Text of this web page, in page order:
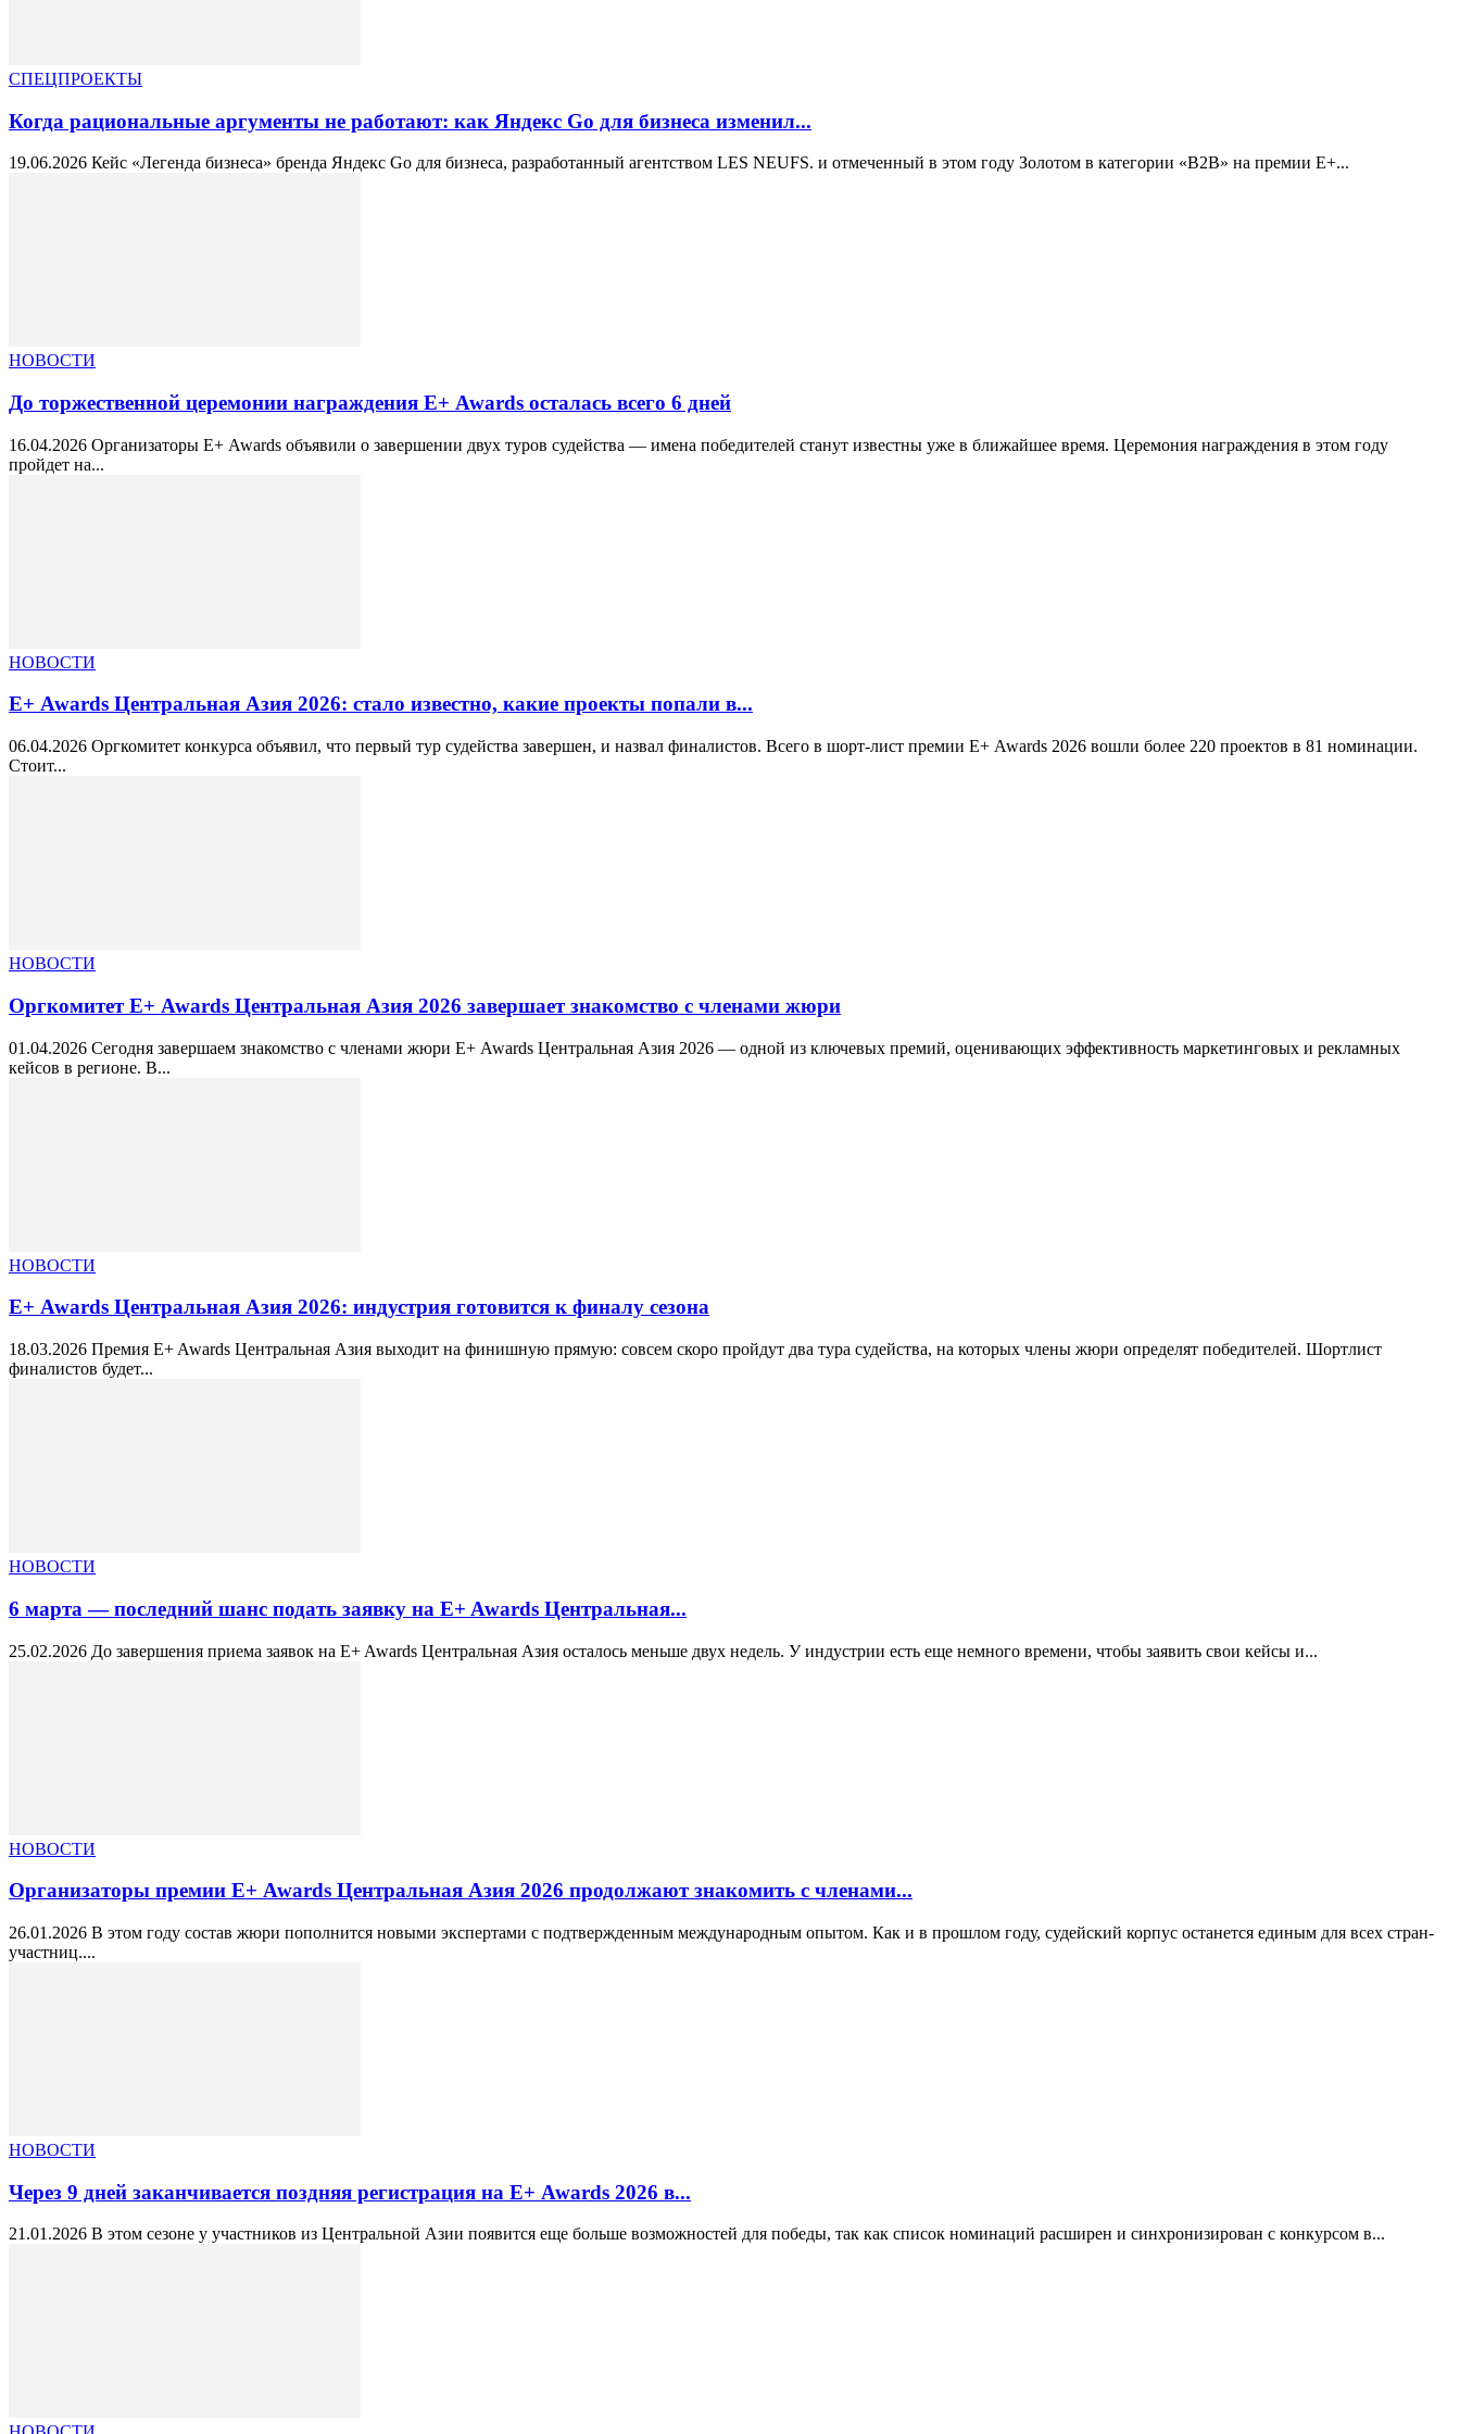
СПЕЦПРОЕКТЫ
Когда рациональные аргументы не работают: как Яндекс Go для бизнеса изменил...
19.06.2026 Кейс «Легенда бизнеса» бренда Яндекс Go для бизнеса, разработанный агентством LES NEUFS. и отмеченный в этом году Золотом в категории «B2B» на премии E+...
НОВОСТИ
До торжественной церемонии награждения Е+ Awards осталась всего 6 дней
16.04.2026 Организаторы Е+ Awards объявили о завершении двух туров судейства — имена победителей станут известны уже в ближайшее время. Церемония награждения в этом году
пройдет на...
НОВОСТИ
Е+ Awards Центральная Азия 2026: стало известно, какие проекты попали в...
06.04.2026 Оргкомитет конкурса объявил, что первый тур судейства завершен, и назвал финалистов. Всего в шорт-лист премии Е+ Awards 2026 вошли более 220 проектов в 81 номинации.
Стоит...
НОВОСТИ
Оргкомитет Е+ Awards Центральная Азия 2026 завершает знакомство с членами жюри
01.04.2026 Сегодня завершаем знакомство с членами жюри Е+ Awards Центральная Азия 2026 — одной из ключевых премий, оценивающих эффективность маркетинговых и рекламных
кейсов в регионе. В...
НОВОСТИ
Е+ Awards Центральная Азия 2026: индустрия готовится к финалу сезона
18.03.2026 Премия E+ Awards Центральная Азия выходит на финишную прямую: совсем скоро пройдут два тура судейства, на которых члены жюри определят победителей. Шортлист
финалистов будет...
НОВОСТИ
6 марта — последний шанс подать заявку на E+ Awards Центральная...
25.02.2026 До завершения приема заявок на E+ Awards Центральная Азия осталось меньше двух недель. У индустрии есть еще немного времени, чтобы заявить свои кейсы и...
НОВОСТИ
Организаторы премии Е+ Awards Центральная Азия 2026 продолжают знакомить с членами...
26.01.2026 В этом году состав жюри пополнится новыми экспертами с подтвержденным международным опытом. Как и в прошлом году, судейский корпус останется единым для всех стран-
участниц....
НОВОСТИ
Через 9 дней заканчивается поздняя регистрация на Е+ Awards 2026 в...
21.01.2026 В этом сезоне у участников из Центральной Азии появится еще больше возможностей для победы, так как список номинаций расширен и синхронизирован с конкурсом в...